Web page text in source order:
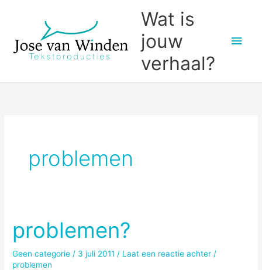
inhoud
Wat is
jouw
verhaal?
problemen
problemen?
Geen categorie / 3 juli 2011 / Laat een reactie achter /
problemen